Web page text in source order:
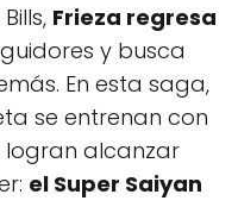
Frieza regresa
y busca
En esta saga,
se entrenan con
logran alcanzar
el Super Saiyan